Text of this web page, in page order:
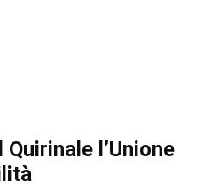
l’Unione